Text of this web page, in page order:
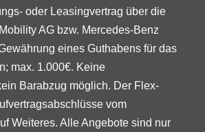
oder Leasingvertrag über die
AG bzw. Mercedes-Benz
eines Guthabens für das
max. 1.000€. Keine
Barabzug möglich. Der Flex-
vom
Weiteres. Alle Angebote sind nur